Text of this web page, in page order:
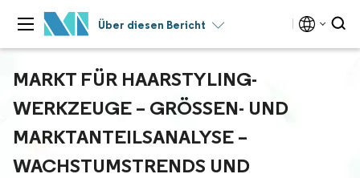
Über diesen Bericht
MARKT FÜR HAARSTYLING-
WERKZEUGE – GRÖSSEN- UND M
ARKTANTEILSANALYSE – W
ACHSTUMSTRENDS UND P